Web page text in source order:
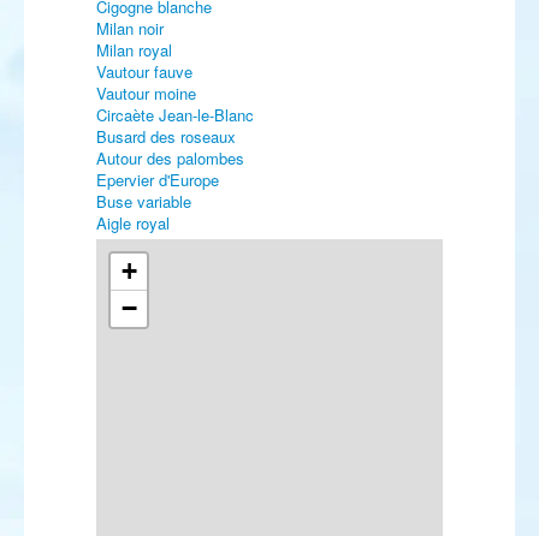
Cigogne blanche
Milan noir
Milan royal
Vautour fauve
Vautour moine
Circaète Jean-le-Blanc
Busard des roseaux
Autour des palombes
Epervier d'Europe
Buse variable
Aigle royal
Faucon crécerelle
Faucon pèlerin
Râle d'eau
Gallinule poule-d'eau
Foulque macroule
+
−